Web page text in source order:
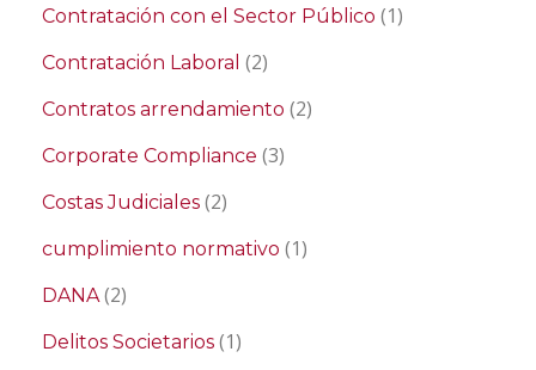
Contratación con el Sector Público (1)
Contratación Laboral (2)
Contratos arrendamiento (2)
Corporate Compliance (3)
Costas Judiciales (2)
cumplimiento normativo (1)
DANA(2)
Delitos Societarios (1)